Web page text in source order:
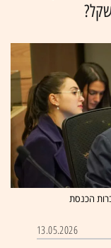
הכנסת
13.05.2026